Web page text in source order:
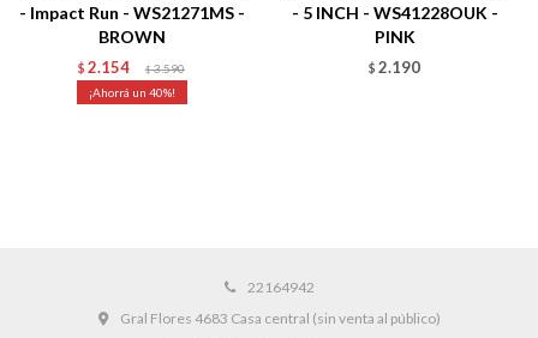
- Impact Run - WS21271MS -
BROWN
$ 2.154 $ 3.590
40
- 5 INCH - WS41228OUK -
PINK
$ 2.190
22164942
Gral Flores 4683 Casa central (sin venta al público)